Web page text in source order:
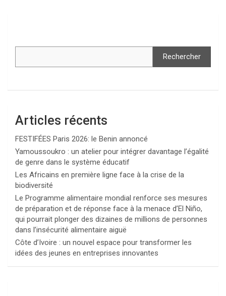
Rechercher
Articles récents
FESTIFÉES Paris 2026: le Benin annoncé
Yamoussoukro : un atelier pour intégrer davantage l’égalité
de genre dans le système éducatif
Les Africains en première ligne face à la crise de la
biodiversité
Le Programme alimentaire mondial renforce ses mesures
de préparation et de réponse face à la menace d’El Niño,
qui pourrait plonger des dizaines de millions de personnes
dans l’insécurité alimentaire aiguë
Côte d’Ivoire : un nouvel espace pour transformer les
idées des jeunes en entreprises innovantes